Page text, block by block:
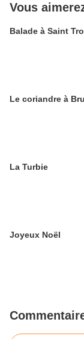
Vous
Balade à Saint
Le coriandre à
La Turbie
Joyeux Noël